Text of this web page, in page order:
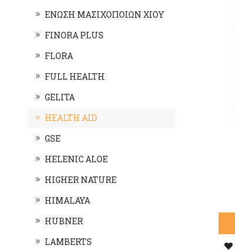
ΕΝΩΣΗ ΜΑΣΙΧΟΠΟΙΩΝ ΧΙΟΥ
FINORA PLUS
FLORA
FULL HEALTH
GELITA
HEALTH AID
GSE
HELENIC ALOE
HIGHER NATURE
HIMALAYA
HUBNER
LAMBERTS